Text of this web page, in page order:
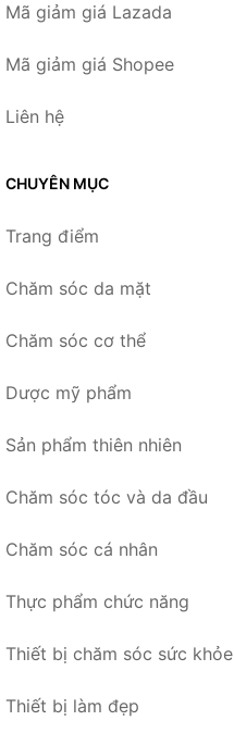
Mã giảm giá Lazada
Mã giảm giá Shopee
Liên hệ
CHUYÊN MỤC
Trang điểm
Chăm sóc da mặt
Chăm sóc cơ thể
Dược mỹ phẩm
Sản phẩm thiên nhiên
Chăm sóc tóc và da đầu
Chăm sóc cá nhân
Thực phẩm chức năng
Thiết bị chăm sóc sức khỏe
Thiết bị làm đẹp